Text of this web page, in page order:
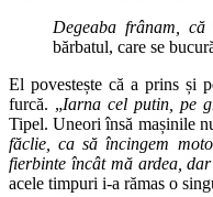
Degeaba frânam,
bărbatul, care se
El povestește că a prins și
furcă. „Iarna cel putin, pe
Tipel. Uneori însă mașinile
făclie, ca să încingem
fierbinte încât mă ardea,
acele timpuri i-a rămas o